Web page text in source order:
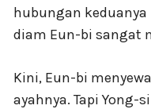
hubungan
diam Eun-bi sangat
Kini, Eun-bi
ayahnya. Tapi